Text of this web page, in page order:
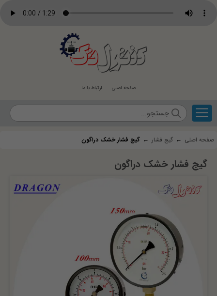
کنترلتک
صفحه اصلی ارتباط با ما
صفحه اصلی ← گیج فشار ← گیج فشار خشک دراگون
گیج فشار خشک دراگون